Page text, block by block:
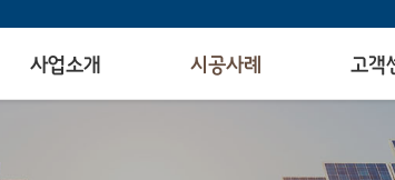
사업소개 시공사례 고객